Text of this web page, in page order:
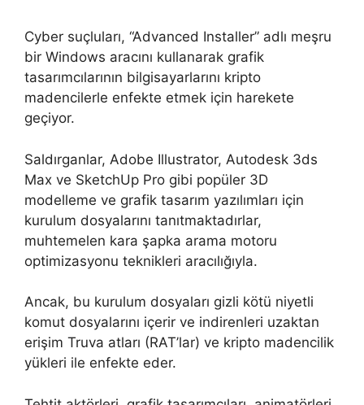
Cyber suçluları, “Advanced Installer” adlı meşru
bir Windows aracını kullanarak grafik
tasarımcılarının bilgisayarlarını kripto
madencilerle enfekte etmek için harekete
geçiyor.
Saldırganlar, Adobe Illustrator, Autodesk 3ds
Max ve SketchUp Pro gibi popüler 3D
modelleme ve grafik tasarım yazılımları için
kurulum dosyalarını tanıtmaktadırlar,
muhtemelen kara şapka arama motoru
optimizasyonu teknikleri aracılığıyla.
Ancak, bu kurulum dosyaları gizli kötü niyetli
komut dosyalarını içerir ve indirenleri uzaktan
erişim Truva atları (RAT’lar) ve kripto madencilik
yükleri ile enfekte eder.